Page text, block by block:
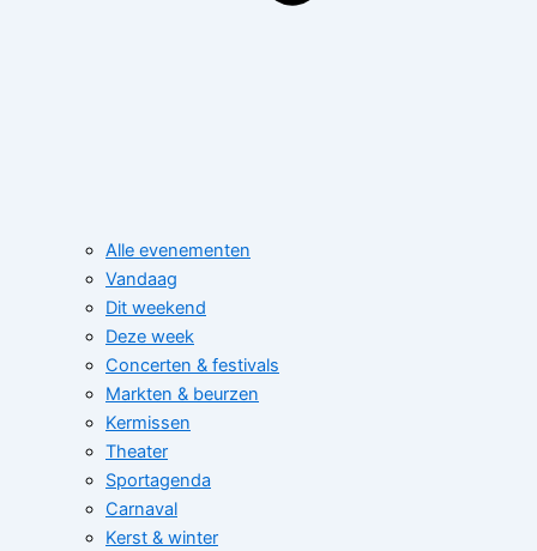
Alle evenementen
Vandaag
Dit weekend
Deze week
Concerten & festivals
Markten & beurzen
Kermissen
Theater
Sportagenda
Carnaval
Kerst & winter